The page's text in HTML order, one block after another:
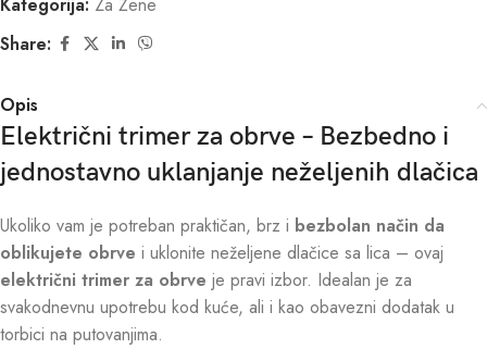
Kategorija: Za Žene
Share:
Opis
Električni trimer za obrve – Bezbedno i
jednostavno uklanjanje neželjenih dlačica
Ukoliko vam je potreban praktičan, brz i bezbolan način da
oblikujete obrve i uklonite neželjene dlačice sa lica – ovaj
električni trimer za obrve je pravi izbor. Idealan je za
svakodnevnu upotrebu kod kuće, ali i kao obavezni dodatak u
torbici na putovanjima.